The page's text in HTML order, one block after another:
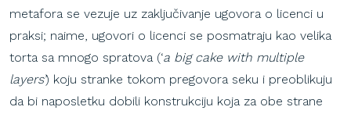
metafora se vezuje uz zaključivanje ugovora o licenci u
praksi; naime, ugovori o licenci se posmatraju kao velika
torta sa mnogo spratova (‘a big cake with multiple
layers’) koju stranke tokom pregovora seku i preoblikuju
da bi naposletku dobili konstrukciju koja za obe strane